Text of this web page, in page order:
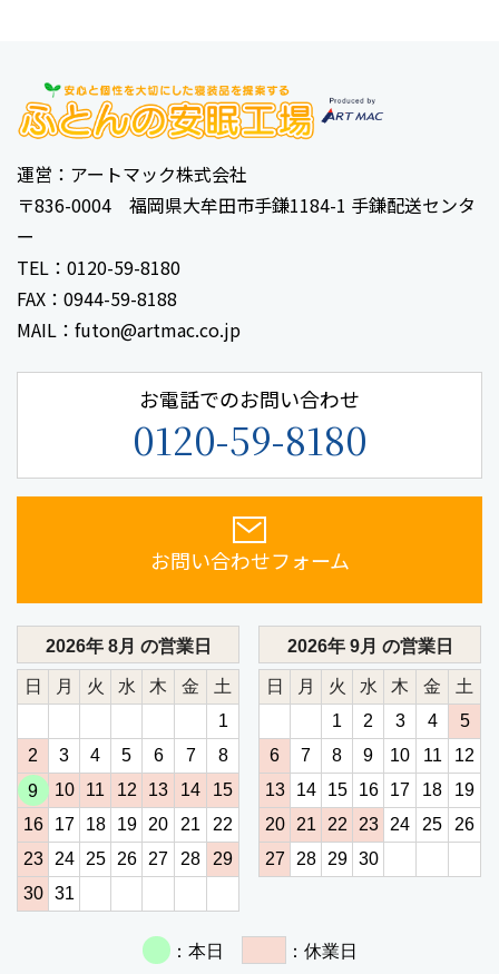
運営：アートマック株式会社
〒836-0004 福岡県大牟田市手鎌1184-1 手鎌配送センタ
ー
TEL：0120-59-8180
FAX：0944-59-8188
MAIL：futon@artmac.co.jp
お電話でのお問い合わせ
0120-59-8180
お問い合わせフォーム